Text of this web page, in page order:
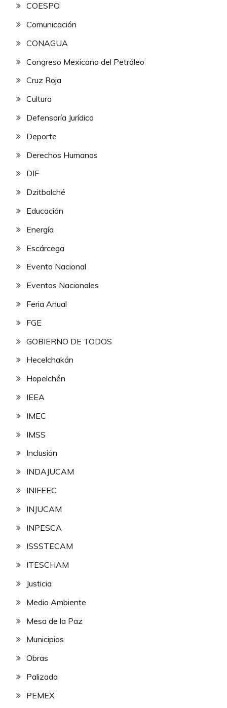
COESPO
Comunicación
CONAGUA
Congreso Mexicano del Petróleo
Cruz Roja
Cultura
Defensoría Jurídica
Deporte
Derechos Humanos
DIF
Dzitbalché
Educación
Energía
Escárcega
Evento Nacional
Eventos Nacionales
Feria Anual
FGE
GOBIERNO DE TODOS
Hecelchakán
Hopelchén
IEEA
IMEC
IMSS
Inclusión
INDAJUCAM
INIFEEC
INJUCAM
INPESCA
ISSSTECAM
ITESCHAM
Justicia
Medio Ambiente
Mesa de la Paz
Municipios
Obras
Palizada
PEMEX